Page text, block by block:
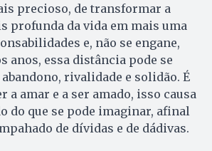
precioso, de transformar a
profunda da vida em mais uma
e, não se engane,
anos, essa distância pode se
rivalidade e solidão. É
a amar e a ser amado, isso causa
do que se pode imaginar, afinal
de dívidas e de dádivas.